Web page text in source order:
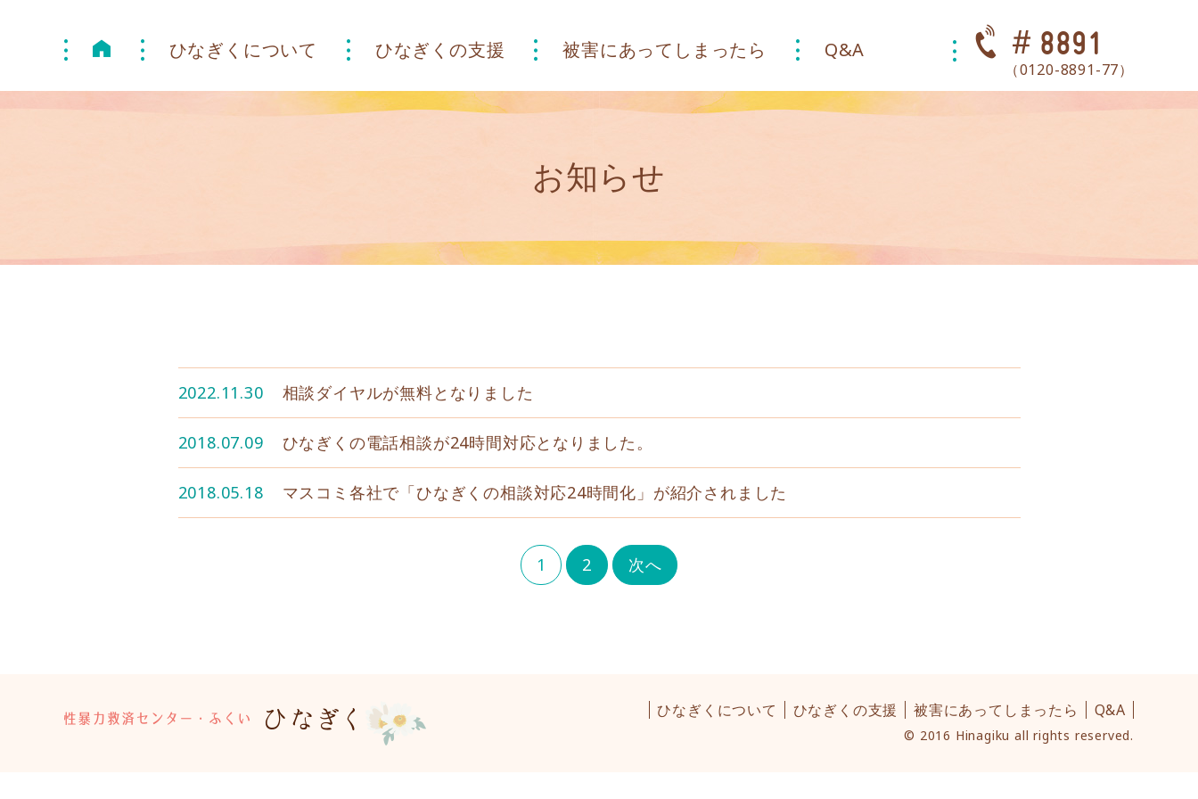
ひなぎくについて ひなぎくの支援 被害にあって しまったら Q&A ＃8891
（0120-8891-77）
お知らせ
2022.11.30 相談ダイヤルが無料となりました
2018.07.09 ひなぎくの電話相談が24時間対応となりました。
2018.05.18 マスコミ各社で「ひなぎくの相談対応24時間化」が紹介されました
1 2 次へ
ひなぎくについて ひなぎくの支援 被害にあってしまったら Q&A
© 2016 Hinagiku all rights reserved.